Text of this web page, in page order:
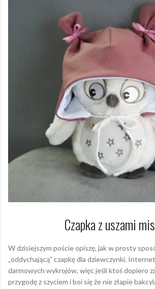
Czapka z uszami
W dzisiejszym poście opiszę, jak w prosty
„oddychającą” czapkę dla dziewczynki.
darmowych wykrojów, więc jeśli ktoś dopiero
przygodę z szyciem i boi się że nie złapie